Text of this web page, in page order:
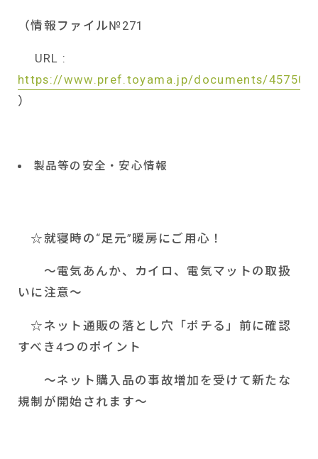
（情報ファイル№271
URL :
https://www.pref.toyama.jp/documents/45750/
）
製品等の安全・安心情報
☆就寝時の“足元”暖房にご用心！
～電気あんか、カイロ、電気マットの取扱
いに注意～
☆ネット通販の落とし穴「ポチる」前に確認
すべき4つのポイント
～ネット購入品の事故増加を受けて新たな
規制が開始されます～